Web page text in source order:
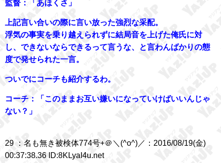
監督：「あほくさ」
上記言い合いの際に言い放った強烈な采配。
浮気の事実を乗り越えられずに結局音を上げた俺氏に対
し、できないならできるって言うな、と言わんばかりの態
度で発せられた一言。
ついでにコーチも紹介するわ。
コーチ：「このままお互い嫌いになっていけばいいんじゃ
ない？」
29 ：名も無き被検体774号+＠＼(^o^)／：2016/08/19(金)
00:37:38.36 ID:8KLyaI4u.net